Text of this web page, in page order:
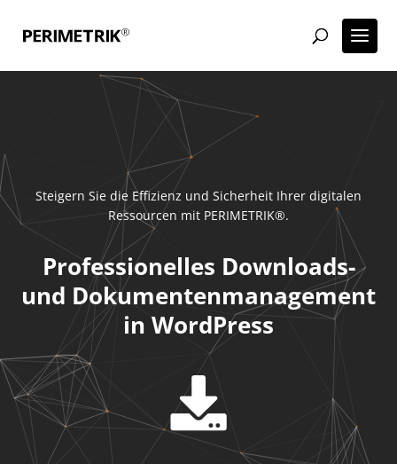
Steigern Sie die Effizienz und Sicherheit Ihrer digitalen
Ressourcen mit PERIMETRIK®.
Professionelles Downloads-
und Dokumentenmanagement
in WordPress